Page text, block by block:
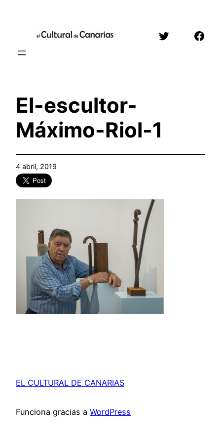
contenido
Twitter
El-escultor-
Máximo-Riol-1
4 abril, 2019
EL CULTURAL DE CANARIAS
Funciona gracias a WordPress